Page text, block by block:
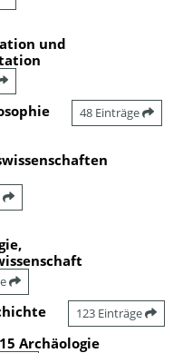
und
48 Einträge
123 Einträge
Archäologie